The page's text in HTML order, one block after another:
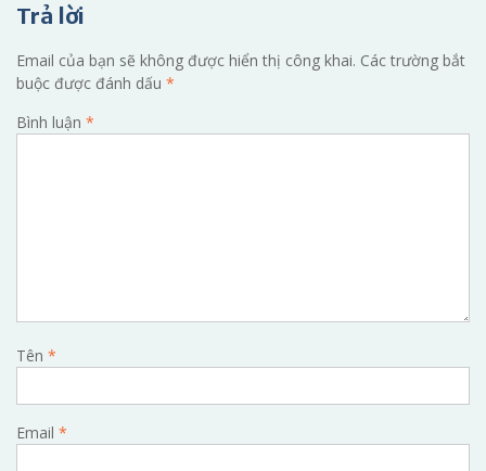
Trả lời
Email của bạn sẽ không được hiển thị công khai. Các trường bắt
buộc được đánh dấu *
Bình luận *
Tên *
Email *